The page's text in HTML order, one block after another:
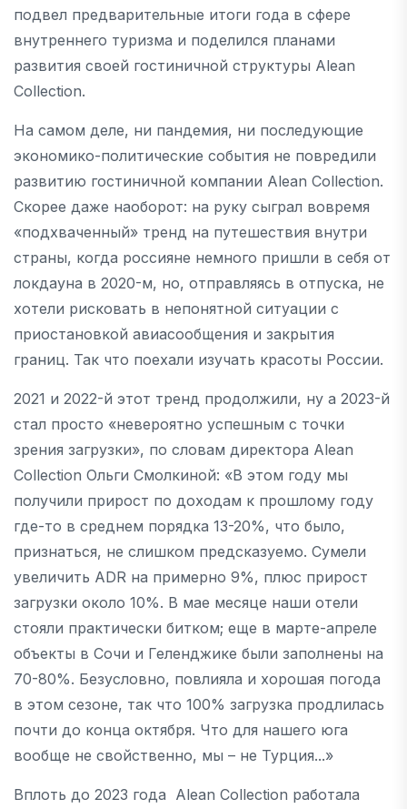
подвел предварительные итоги года в сфере
внутреннего туризма и поделился планами
развития своей гостиничной структуры Alean
Collection.
На самом деле, ни пандемия, ни последующие
экономико-политические события не повредили
развитию гостиничной компании Alean Collection.
Скорее даже наоборот: на руку сыграл вовремя
«подхваченный» тренд на путешествия внутри
страны, когда россияне немного пришли в себя от
локдауна в 2020-м, но, отправляясь в отпуска, не
хотели рисковать в непонятной ситуации с
приостановкой авиасообщения и закрытия
границ. Так что поехали изучать красоты России.
2021 и 2022-й этот тренд продолжили, ну а 2023-й
стал просто «невероятно успешным с точки
зрения загрузки», по словам директора Alean
Collection Ольги Смолкиной: «В этом году мы
получили прирост по доходам к прошлому году
где-то в среднем порядка 13-20%, что было,
признаться, не слишком предсказуемо. Сумели
увеличить ADR на примерно 9%, плюс прирост
загрузки около 10%. В мае месяце наши отели
стояли практически битком; еще в марте-апреле
объекты в Сочи и Геленджике были заполнены на
70-80%. Безусловно, повлияла и хорошая погода
в этом сезоне, так что 100% загрузка продлилась
почти до конца октября. Что для нашего юга
вообще не свойственно, мы – не Турция...»
Вплоть до 2023 года Alean Collection работала